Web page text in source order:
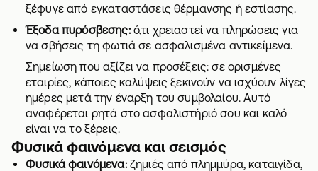
ξέφυγε από εγκαταστάσεις θέρμανσης ή εστίασης.
Έξοδα πυρόσβεσης:ό,τι χρειαστεί να πληρώσεις για
να σβήσεις τη φωτιά σε ασφαλισμένα αντικείμενα.
Σημείωση που αξίζει να προσέξεις: σε ορισμένες
εταιρίες, κάποιες καλύψεις ξεκινούν να ισχύουν λίγες
ημέρες μετά την έναρξη του συμβολαίου. Αυτό
αναφέρεται ρητά στο ασφαλιστήριό σου και καλό
είναι να το ξέρεις.
Φυσικά φαινόμενα και σεισμός
Φυσικά φαινόμενα:ζημιές από πλημμύρα, καταιγίδα,